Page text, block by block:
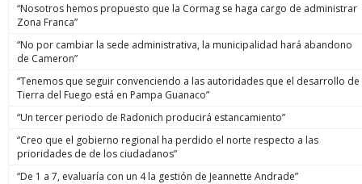
“Nosotros hemos propuesto que la Cormag se haga cargo de administrar
Zona Franca”
“No por cambiar la sede administrativa, la municipalidad hará abandono
de Cameron”
“Tenemos que seguir convenciendo a las autoridades que el desarrollo de
Tierra del Fuego está en Pampa Guanaco”
“Un tercer periodo de Radonich producirá estancamiento”
“Creo que el gobierno regional ha perdido el norte respecto a las
prioridades de de los ciudadanos”
“De 1 a 7, evaluaría con un 4 la gestión de Jeannette Andrade”